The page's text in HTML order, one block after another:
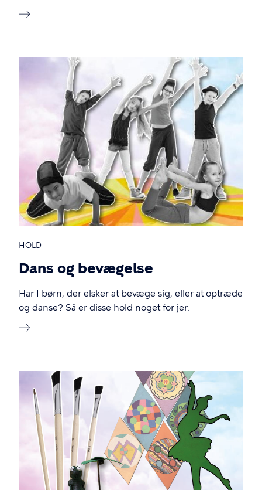
HOLD
Dans og bevægelse
Har I børn, der elsker at bevæge sig, eller at optræde
og danse? Så er disse hold noget for jer.